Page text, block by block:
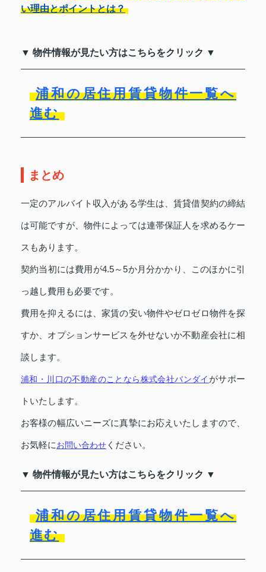
い理由とポイントとは？
▼ 物件情報が見たい方はこちらをクリック ▼
浦和の居住用賃貸物件一覧へ
進む
まとめ
一定のアルバイト収入がある学生は、賃貸借契約の締結
は可能ですが、物件によっては連帯保証人を求めるケー
スもあります。
契約当初には費用が4.5～5か月分かかり、このほかに引
っ越し費用も必要です。
費用を抑えるには、家賃の安い物件やゼロゼロ物件を探
すか、オプションサービスを外せないか不動産会社に相
談します。
浦和・川口の不動産のことなら株式会社バンダイ がサポー
トいたします。
お客様の幅広いニーズに真摯にお応えいたしますので、
お気軽にお問い合わせ ください。
▼ 物件情報が見たい方はこちらをクリック ▼
浦和の居住用賃貸物件一覧へ
進む